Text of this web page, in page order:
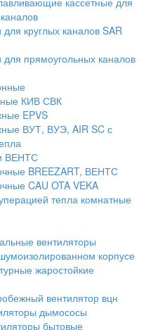
круглых каналов SAR
прямоугольных каналов
КИВ СВК
EPVS
ВУТ, ВУЭ, AIR SC с
ВЕНТС
BREEZART, ВЕНТС
CAU OTA VEKA
тепла комнатные
вентиляторы
корпусе
жаростойкие
вентилятор вцн
дымососы
бытовые